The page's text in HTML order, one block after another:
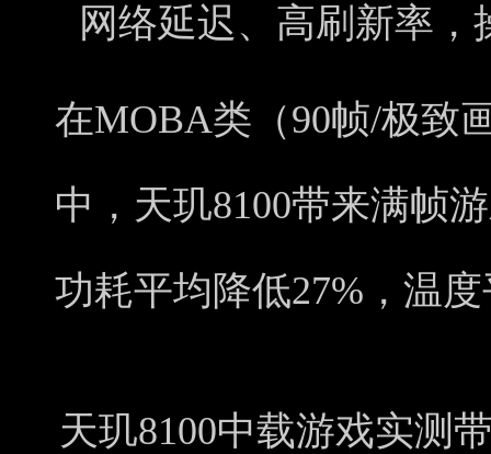
网络延迟、高刷新率
在MOBA类（90帧/极致
中，天玑8100带来满帧
功耗平均降低27%，温
天玑8100中载游戏实测